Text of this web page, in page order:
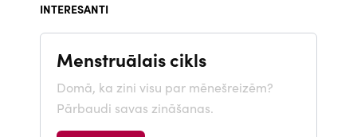
INTERESANTI
Menstruālais cikls
Domā, ka zini visu par mēnešreizēm?
Pārbaudi savas zināšanas.